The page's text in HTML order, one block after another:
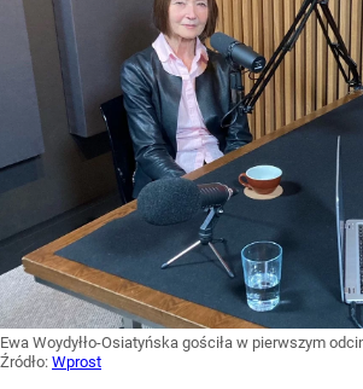
Ewa Woydyłło-Osiatyńska gościła w pierwszym
Źródło: Wprost